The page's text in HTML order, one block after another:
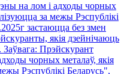
на лом і адходы чорных
за межы Рэспублікі
застаюцца без змен
якія дзейнічаюць
Заўвага: Прэйскурант
чорных металаў, якія
Рэспублікі Беларусь",